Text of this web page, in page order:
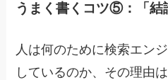
うまく書くコツ⑤：「結
人は何のために検索エン
しているのか、その理由